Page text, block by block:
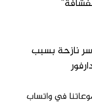
الأسر نازحة بسبب